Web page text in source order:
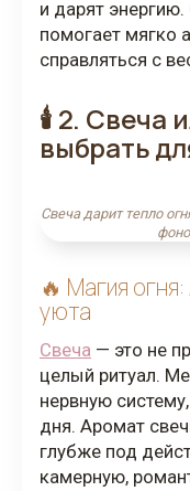
и дарят
помогает мягко
справляться с
🕯️ 2. Свеча
выбрать
Свеча дарит тепло
🔥 Магия
уюта
Свеча — это не
целый ритуал.
нервную
дня. Аромат
глубже под
камерную,